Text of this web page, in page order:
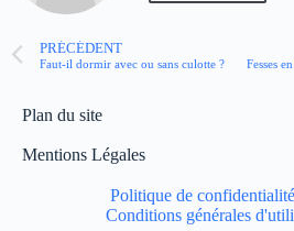
PRÉCÉDENT
Faut-il dormir avec ou sans culotte ?
Plan du site
Mentions Légales
Politique de
Conditions générales